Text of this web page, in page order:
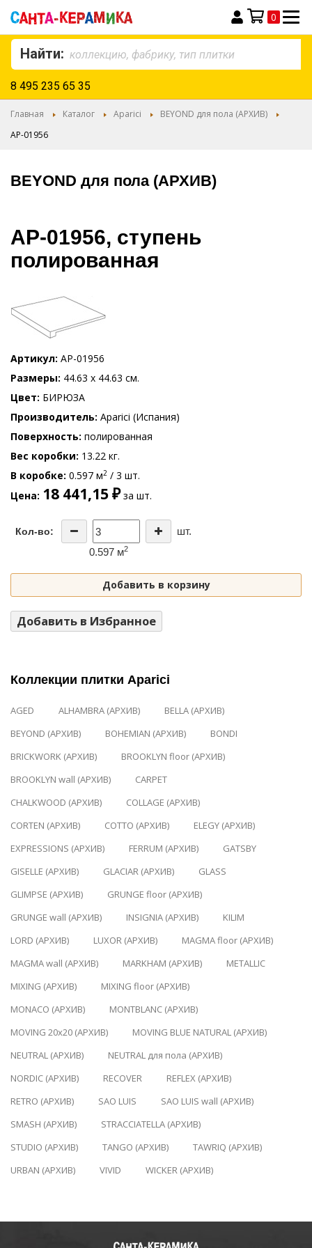
Моя корзина
0
Найти:
8 495 235 65 35
Главная Каталог Aparici
BEYOND для пола (АРХИВ)
AP-01956
BEYOND для пола (АРХИВ)
AP-01956, ступень
полированная
Артикул AP-01956
Размеры 44.63 x 44.63 см.
Цвет БИРЮЗА
Производитель Aparici (Испания)
Поверхность полированная
Вес коробки 13.22 кг.
В коробке 0.597 м2 / 3 шт.
Цена 18 441,15 ₽за шт.
Кол-во:
шт.
0.597 м2
Добавить в корзину
Добавить в Избранное
Коллекции плитки Aparici
AGED ALHAMBRA (АРХИВ)
BELLA (АРХИВ)
BEYOND (АРХИВ)
BOHEMIAN (АРХИВ)
BONDI
BRICKWORK (АРХИВ)
BROOKLYN floor (АРХИВ)
BROOKLYN wall (АРХИВ)
CARPET
CHALKWOOD (АРХИВ)
COLLAGE (АРХИВ)
CORTEN (АРХИВ)
COTTO (АРХИВ)
ELEGY (АРХИВ)
EXPRESSIONS (АРХИВ)
FERRUM (АРХИВ)
GATSBY
GISELLE (АРХИВ)
GLACIAR (АРХИВ)
GLASS
GLIMPSE (АРХИВ)
GRUNGE floor (АРХИВ)
GRUNGE wall (АРХИВ)
INSIGNIA (АРХИВ)
KILIM
LORD (АРХИВ)
LUXOR (АРХИВ)
MAGMA floor (АРХИВ)
MAGMA wall (АРХИВ)
MARKHAM (АРХИВ)
METALLIC
MIXING (АРХИВ)
MIXING floor (АРХИВ)
MONACO (АРХИВ)
MONTBLANC (АРХИВ)
MOVING 20x20 (АРХИВ)
MOVING BLUE NATURAL (АРХИВ)
NEUTRAL (АРХИВ)
NEUTRAL для пола (АРХИВ)
NORDIC (АРХИВ)
RECOVER
REFLEX (АРХИВ)
RETRO (АРХИВ)
SAO LUIS
SAO LUIS wall (АРХИВ)
SMASH (АРХИВ)
STRACCIATELLA (АРХИВ)
STUDIO (АРХИВ)
TANGO (АРХИВ)
TAWRIQ (АРХИВ)
URBAN (АРХИВ)
VIVID WICKER (АРХИВ)